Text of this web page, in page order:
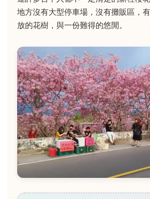
地方沒有大型停車場，沒有攤販區，
放的花樹，與一份難得的悠閒。